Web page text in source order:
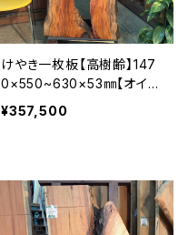
けやき一枚板【高樹齢】147
0×550~630×53㎜【オイル
塗装 仕上げ済み】
¥357,500